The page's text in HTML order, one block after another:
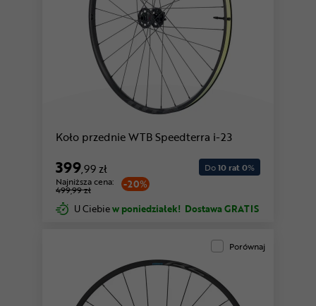
Koło przednie WTB Speedterra i-23
399,99 zł
-20%
Najniższa cena:
499,99 zł
Do10 rat 0%
U Ciebiew poniedziałek! Dostawa GRATIS
Porównaj